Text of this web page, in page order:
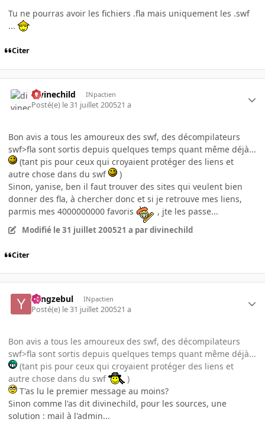
Tu ne pourras avoir les fichiers .fla mais uniquement les .swf
...
Citer
divinechild INpactien
Posté(e) le 31 juillet 200521 a
Bon avis a tous les amoureux des swf, des décompilateurs
swf>fla sont sortis depuis quelques temps quant même déjà...
(tant pis pour ceux qui croyaient protéger des liens et
autre chose dans du swf
)
Sinon, yanise, ben il faut trouver des sites qui veulent bien
donner des fla, à chercher donc et si je retrouve mes liens,
parmis mes 4000000000 favoris
, jte les passe...
Modifié le 31 juillet 200521 a par divinechild
Citer
Yangzebul INpactien
Posté(e) le 31 juillet 200521 a
Bon avis a tous les amoureux des swf, des décompilateurs
swf>fla sont sortis depuis quelques temps quant même déjà...
(tant pis pour ceux qui croyaient protéger des liens et
autre chose dans du swf
)
T'as lu le premier message au moins?
Sinon comme l'as dit divinechild, pour les sources, une
solution : mail à l'admin...